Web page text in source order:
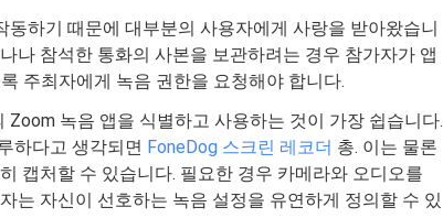
동하기 때문에 대부분의 사용자에게 사랑을 받아왔습니
나 참석한 통화의 사본을 보관하려는 경우 참가자가 앱
주최자에게 녹음 권한을 요청해야 합니다.
녹음 앱을 식별하고 사용하는 것이 가장 쉽습니다.
하다고 생각되면 FoneDog 스크린 레코더 총. 이는 물론
캡처할 수 있습니다. 필요한 경우 카메라와 오디오를
는 자신이 선호하는 녹음 설정을 유연하게 정의할 수 있